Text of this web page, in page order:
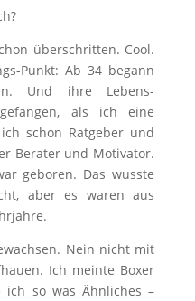
überschritten. Cool.
Punkt: Ab 34 begann
Und ihre Lebens-
als ich eine
schon Ratgeber und
Berater und Motivator.
geboren. Das wusste
aber es waren aus
Nein nicht mit
Ich meinte Boxer
ich so was Ähnliches –